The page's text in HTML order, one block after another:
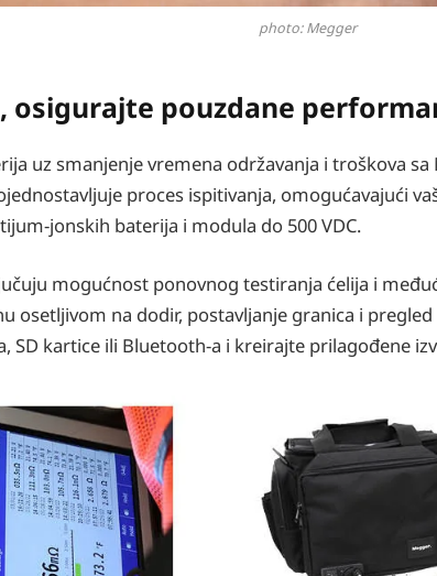
photo: Megger
pouzdane
uz smanjenje vremena održavanja i troškova sa
proces ispitivanja, omogućavajući
jonskih baterija i modula do 500 VDC.
mogućnost ponovnog testiranja ćelija i
osetljivom na dodir, postavljanje granica i
SD kartice ili Bluetooth-a i kreirajte prilagođene